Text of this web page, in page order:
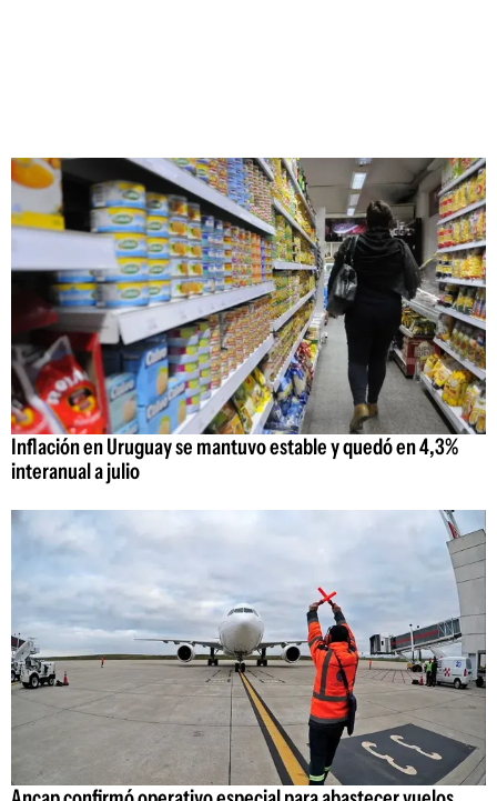
Inflación en Uruguay se mantuvo estable y quedó en 4,3%
interanual a julio